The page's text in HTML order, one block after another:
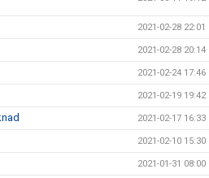
2021-02-28 22:01
2021-02-28 20:14
2021-02-24 17:46
2021-02-19 19:42
2021-02-17 16:33
2021-02-10 15:30
2021-01-31 08:00